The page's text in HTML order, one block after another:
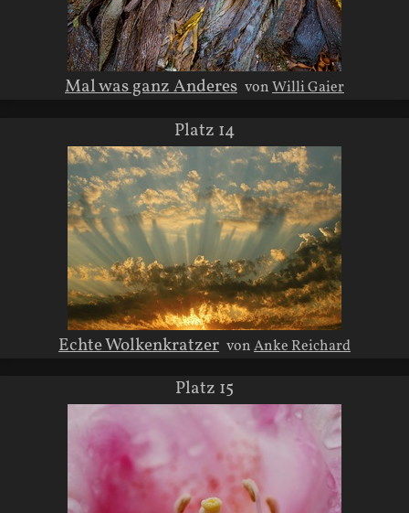
Mal was ganz Anderes vonWilli Gaier
Platz 14
Echte Wolkenkratzer vonAnke Reichard
Platz 15